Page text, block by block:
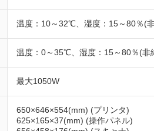
温度：10～32℃、湿度：15～80％(
温度：0～35℃、湿度：15～80％(非
最大1050W
650×646×554(mm) (プリンタ)
625×165×37(mm) (操作パネル)